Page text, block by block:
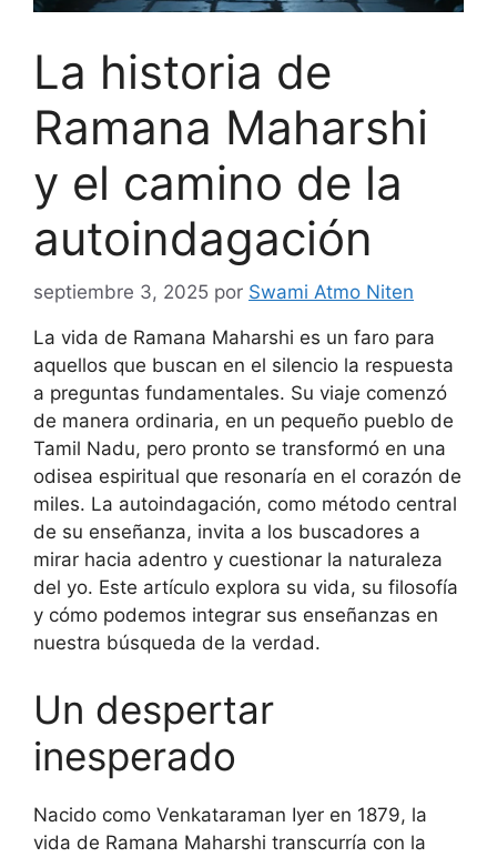
La historia de
Ramana Maharshi
y el camino de la
autoindagación
septiembre 3, 2025 por Swami Atmo Niten
La vida de Ramana Maharshi es un faro para
aquellos que buscan en el silencio la respuesta
a preguntas fundamentales. Su viaje comenzó
de manera ordinaria, en un pequeño pueblo de
Tamil Nadu, pero pronto se transformó en una
odisea espiritual que resonaría en el corazón de
miles. La autoindagación, como método central
de su enseñanza, invita a los buscadores a
mirar hacia adentro y cuestionar la naturaleza
del yo. Este artículo explora su vida, su filosofía
y cómo podemos integrar sus enseñanzas en
nuestra búsqueda de la verdad.
Un despertar
inesperado
Nacido como Venkataraman Iyer en 1879, la
vida de Ramana Maharshi transcurría con la